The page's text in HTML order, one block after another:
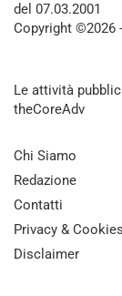
del 07.03.2001
Copyright ©2026
Le attività
theCoreAdv
Chi Siamo
Redazione
Contatti
Privacy & Cookies
Disclaimer